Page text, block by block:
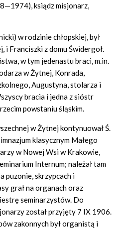
ksiądz misjonarz,
w rodzinie chłopskiej, był
i Franciszki z domu Świdergoł.
w tym jedenastu braci, m.in.
w Żytnej, Konrada,
Augustyna, stolarza i
bracia i jedna z sióstr
powstaniu śląskim.
w Żytnej kontynuował Ś.
klasycznym Małego
w Nowej Wsi w Krakowie,
Internum; należał tam
puzonie, skrzypcach i
grał na organach oraz
seminarzystów. Do
został przyjęty 7 IX 1906.
zakonnych był organistą i